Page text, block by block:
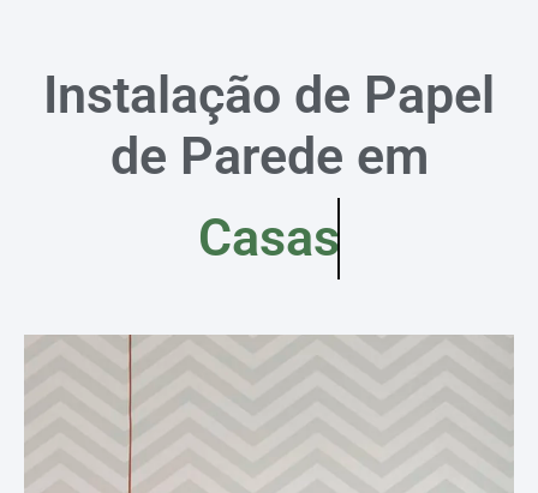
Instalação de Papel
de Parede em
Casas